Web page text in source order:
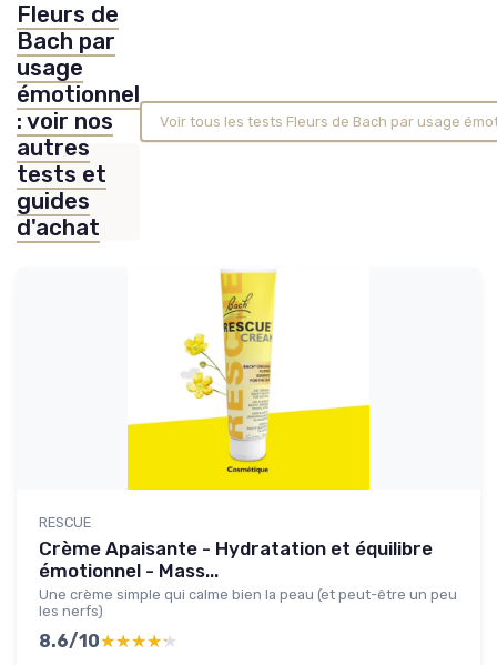
Fleurs de
Bach par
usage
émotionnel
: voir nos
autres
tests et
guides
d'achat
Voir tous les tests Fleurs de Bach par usage
RESCUE
Crème Apaisante - Hydratation et équilibre
émotionnel - Mass...
Une crème simple qui calme bien la peau (et peut-être un peu
les nerfs)
8.6/10★★★★★
★★★★★